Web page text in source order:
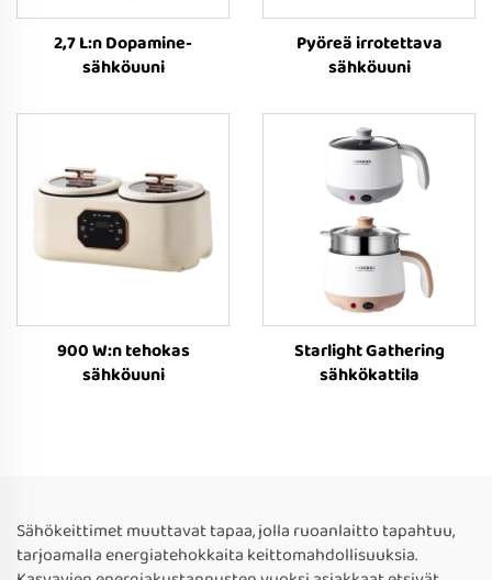
2,7 L:n Dopamine-
sähköuuni
Pyöreä irrotettava
sähköuuni
900 W:n tehokas
sähköuuni
Starlight Gathering
sähkökattila
Sähökeittimet muuttavat tapaa, jolla ruoanlaitto tapahtuu,
tarjoamalla energiatehokkaita keittomahdollisuuksia.